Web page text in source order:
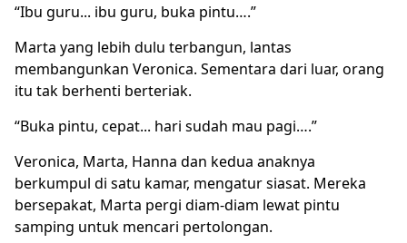
“Ibu guru... ibu guru, buka pintu….”
Marta yang lebih dulu terbangun, lantas
membangunkan Veronica. Sementara dari luar, orang
itu tak berhenti berteriak.
“Buka pintu, cepat... hari sudah mau pagi….”
Veronica, Marta, Hanna dan kedua anaknya
berkumpul di satu kamar, mengatur siasat. Mereka
bersepakat, Marta pergi diam-diam lewat pintu
samping untuk mencari pertolongan.